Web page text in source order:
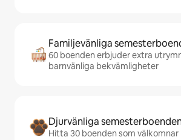
Familjevänliga
60 boenden erbjuder extra
barnvänliga bekvämligheter
Djurvänliga
Hitta 30 boenden som välkomnar